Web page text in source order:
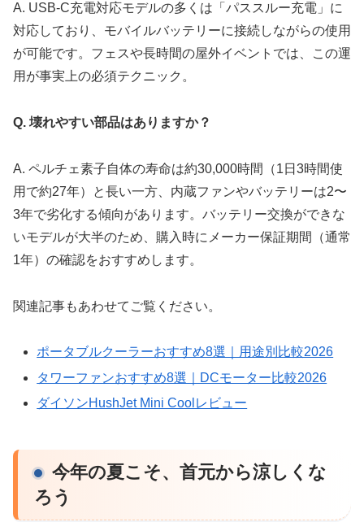
A. USB-C充電対応モデルの多くは「パススルー充電」に
対応しており、モバイルバッテリーに接続しながらの使用
が可能です。フェスや長時間の屋外イベントでは、この運
用が事実上の必須テクニック。
Q. 壊れやすい部品はありますか？
A. ペルチェ素子自体の寿命は約30,000時間（1日3時間使
用で約27年）と長い一方、内蔵ファンやバッテリーは2〜
3年で劣化する傾向があります。バッテリー交換ができな
いモデルが大半のため、購入時にメーカー保証期間（通常
1年）の確認をおすすめします。
関連記事もあわせてご覧ください。
ポータブルクーラーおすすめ8選｜用途別比較2026
タワーファンおすすめ8選｜DCモーター比較2026
ダイソンHushJet Mini Coolレビュー
今年の夏こそ、首元から涼しくな
ろう